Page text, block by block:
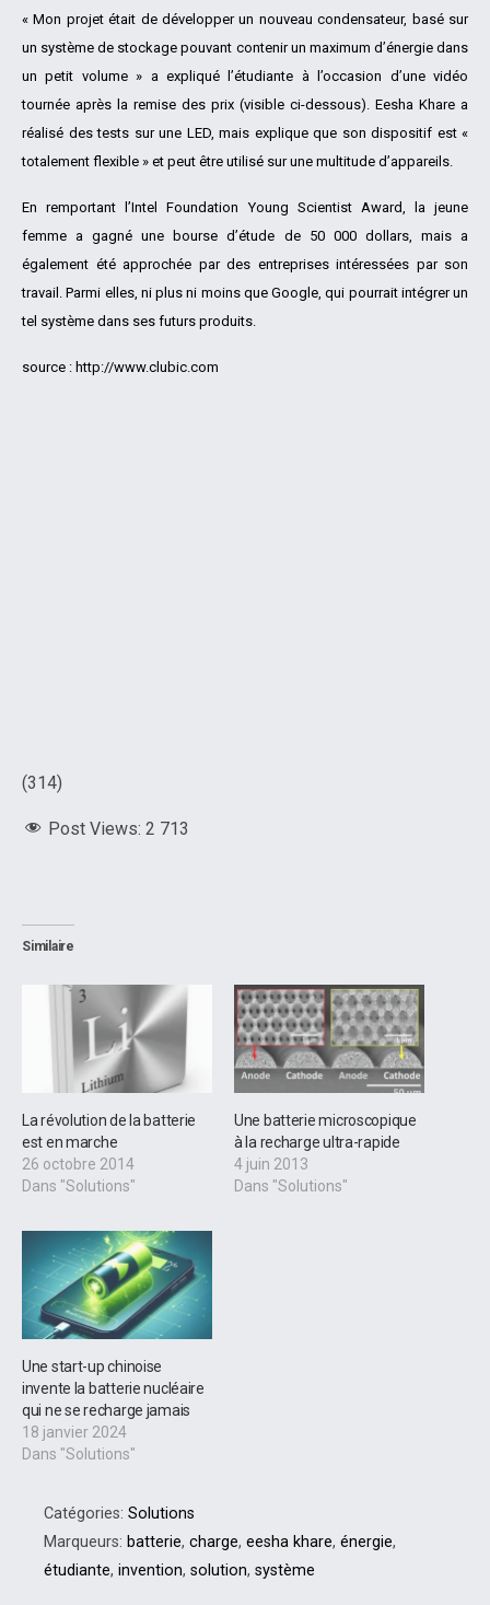
« Mon projet était de développer un nouveau condensateur, basé sur
un système de stockage pouvant contenir un maximum d’énergie dans
un petit volume » a expliqué l’étudiante à l’occasion d’une vidéo
tournée après la remise des prix (visible ci-dessous). Eesha Khare a
réalisé des tests sur une LED, mais explique que son dispositif est «
totalement flexible » et peut être utilisé sur une multitude d’appareils.
En remportant l’Intel Foundation Young Scientist Award, la jeune
femme a gagné une bourse d’étude de 50 000 dollars, mais a
également été approchée par des entreprises intéressées par son
travail. Parmi elles, ni plus ni moins que Google, qui pourrait intégrer un
tel système dans ses futurs produits.
source : http://www.clubic.com
(314)
Post Views: 2 713
Similaire
La révolution de la batterie
est en marche
26 octobre 2014
Dans "Solutions"
Une batterie microscopique
à la recharge ultra-rapide
4 juin 2013
Dans "Solutions"
Une start-up chinoise
invente la batterie nucléaire
qui ne se recharge jamais
18 janvier 2024
Dans "Solutions"
Catégories: Solutions
Marqueurs: batterie, charge, eesha khare, énergie,
étudiante, invention, solution, système